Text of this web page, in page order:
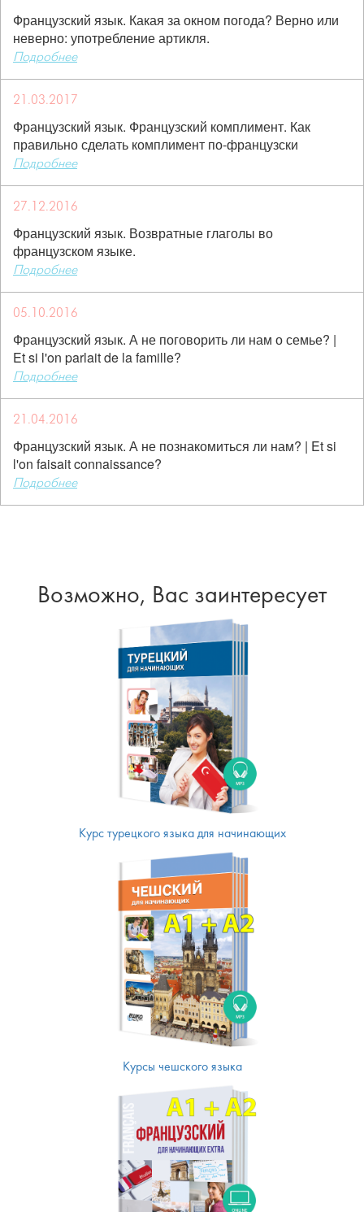
Французский язык. Какая за окном погода? Верно или
неверно: употребление артикля.
Подробнее
21.03.2017
Французский язык. Французский комплимент. Как
правильно сделать комплимент по-французски
Подробнее
27.12.2016
Французский язык. Возвратные глаголы во
французском языке.
Подробнее
05.10.2016
Французский язык. А не поговорить ли нам о семье? |
Et si l'on parlait de la famille?
Подробнее
21.04.2016
Французский язык. А не познакомиться ли нам? | Et si
l'on faisait connaissance?
Подробнее
Возможно, Вас заинтересует
Курс турецкого языка для начинающих
Курсы чешского языка